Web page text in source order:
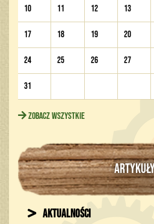
10 11 12 13
17 18 19 20
24 25 26 27
31
Zobacz wszystkie
Aktualności